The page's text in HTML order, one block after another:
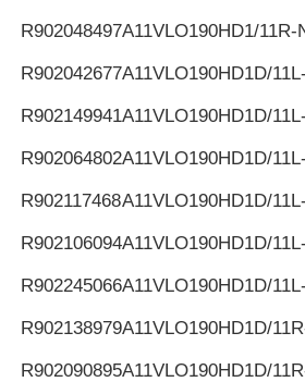
R902048497A11VLO190HD1/11R-
R902042677A11VLO190HD1D/
R902149941A11VLO190HD1D/
R902064802A11VLO190HD1D/
R902117468A11VLO190HD1D/
R902106094A11VLO190HD1D/
R902245066A11VLO190HD1D/
R902138979A11VLO190HD1D/
R902090895A11VLO190HD1D/